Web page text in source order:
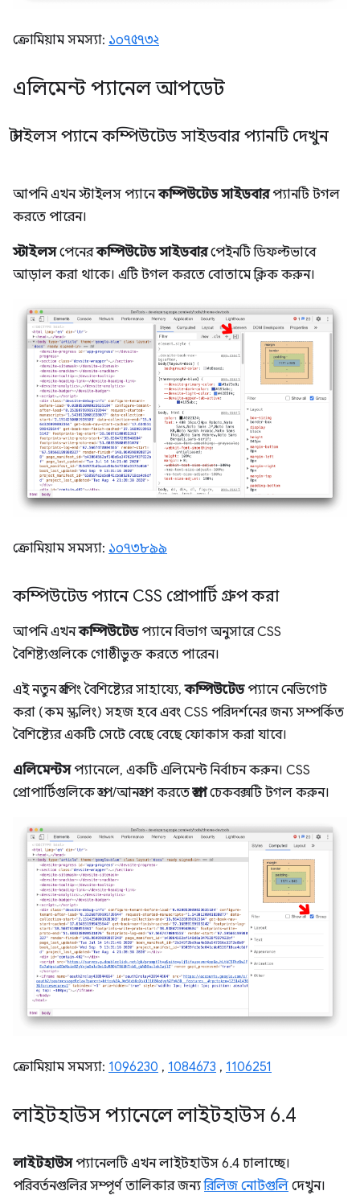
ক্রোমিয়াম সমস্যা: ১০৭৫৭৩২
এলিমেন্ট প্যানেল আপডেট
স্টাইলস প্যানে কম্পিউটেড সাইডবার প্যানটি দেখুন
আপনি এখন স্টাইলস প্যানেকম্পিউটেড সাইডবারপ্যানটি টগল
করতে পারেন।
স্টাইলসপেনেরকম্পিউটেড সাইডবারপেইনটি ডিফল্টভাবে
আড়াল করা থাকে। এটি টগল করতে বোতামে ক্লিক করুন।
ক্রোমিয়াম সমস্যা: ১০৭৩৮৯৯
কম্পিউটেড প্যানে CSS প্রোপার্টি গ্রুপ করা
আপনি এখনকম্পিউটেডপ্যানে বিভাগ অনুসারে CSS
বৈশিষ্ট্যগুলিকে গোষ্ঠীভুক্ত করতে পারেন।
এই নতুন গ্রুপিং বৈশিষ্ট্যের সাহায্যে,কম্পিউটেডপ্যানে নেভিগেট
করা (কম স্ক্রলিং) সহজ হবে এবং CSS পরিদর্শনের জন্য সম্পর্কিত
বৈশিষ্ট্যের একটি সেটে বেছে বেছে ফোকাস করা যাবে।
এলিমেন্টসপ্যানেলে, একটি এলিমেন্ট নির্বাচন করুন। CSS
প্রোপার্টিগুলিকে গ্রুপ/আনগ্রুপ করতেগ্রুপচেকবক্সটি টগল করুন।
ক্রোমিয়াম সমস্যা: 1096230 , 1084673 , 1106251
লাইটহাউস প্যানেলে লাইটহাউস 6.4
লাইটহাউসপ্যানেলটি এখন লাইটহাউস 6.4 চালাচ্ছে।
পরিবর্তনগুলির সম্পূর্ণ তালিকার জন্যরিলিজ নোটগুলি দেখুন।